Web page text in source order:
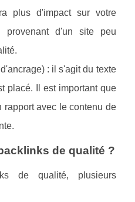
plus d'impact sur votre
provenant d'un site peu
: il s'agit du texte
placé. Il est important que
rapport avec le contenu de
de qualité ?
de qualité, plusieurs